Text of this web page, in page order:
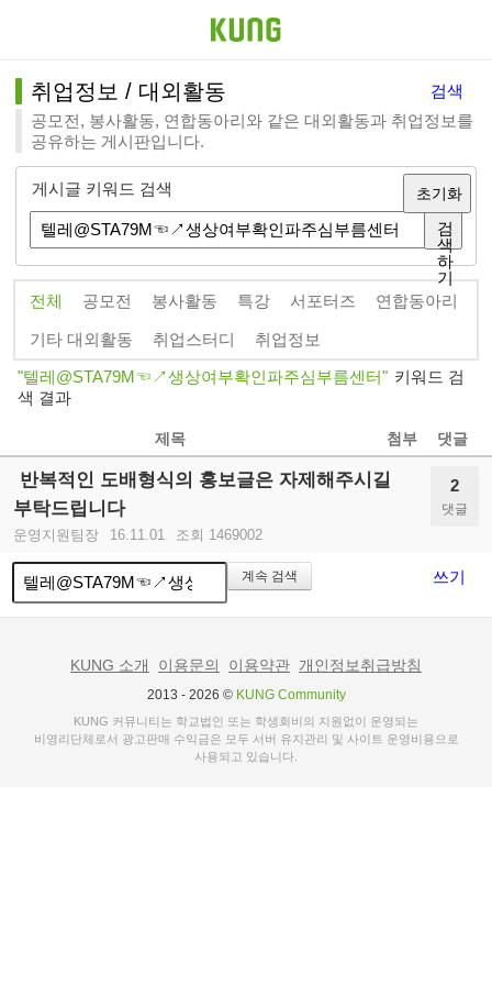
검색
취업정보 / 대외활동
공모전, 봉사활동, 연합동아리와 같은 대외활동과 취업정보를
공유하는 게시판입니다.
게시글 키워드 검색
검
색
하
기
초기화
전체 공모전 봉사활동 특강 서포터즈 연합동아리
기타 대외활동 취업스터디
취업정보
텔레@STA79M☜↗생상여부확인파주심부름센터
키워드 검
색 결과
제목 첨부 댓글
반복적인 도배형식의 홍보글은 자제해주시길
부탁드립니다
운영지원팀장 16.11.01 조회 1469002
2
댓글
계속 검색 쓰기
KUNG 소개 이용문의 이용약관 개인정보취급방침
2013 - 2026 © KUNG Community
KUNG 커뮤니티는 학교법인 또는 학생회비의 지원없이 운영되는
비영리단체로서 광고판매 수익금은 모두 서버 유지관리 및 사이트 운영비용으로
사용되고 있습니다.